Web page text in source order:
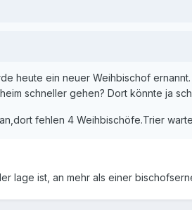
heute ein neuer Weihbischof
schneller gehen? Dort könnte ja
fehlen 4 Weihbischöfe.Trier
lage ist, an mehr als einer